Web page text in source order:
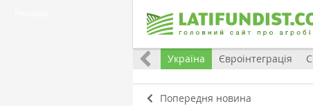
Все Україна Євроінтеграція
Попередня новина